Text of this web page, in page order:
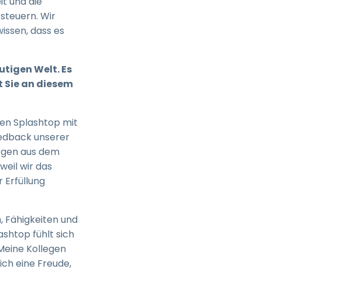
Wir
dass es
Welt. Es
an diesem
Splashtop mit
unserer
aus dem
wir das
Erfüllung
Fähigkeiten und
fühlt sich
Kollegen
eine Freude,